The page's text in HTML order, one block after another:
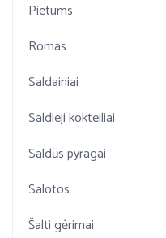
Pietums
Romas
Saldainiai
Saldieji kokteiliai
Saldūs pyragai
Salotos
Šalti gėrimai